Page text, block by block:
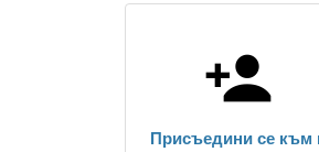
Присъедини се към